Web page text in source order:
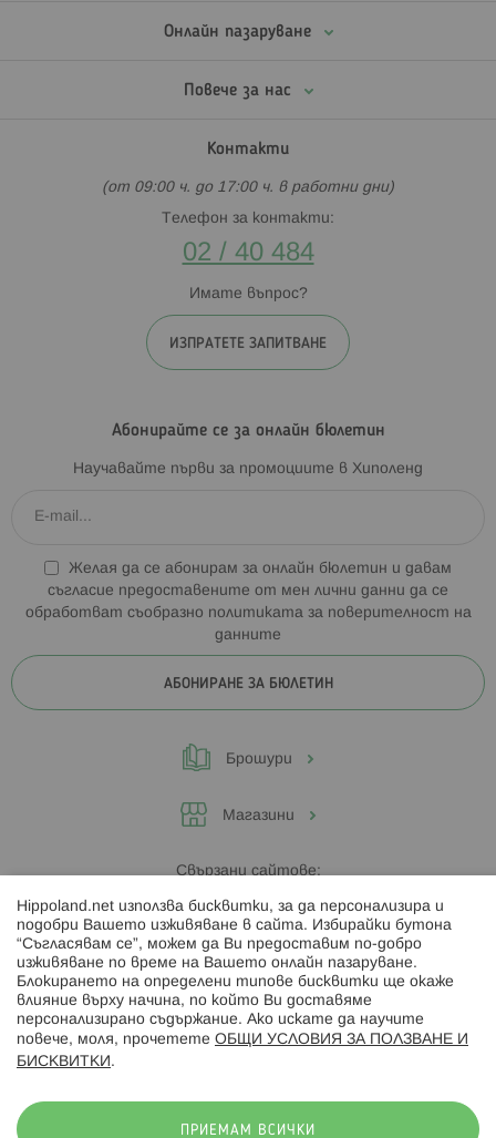
Онлайн пазаруване
Повече за нас
Контакти
(от 09:00 ч. до 17:00 ч. в работни дни)
Телефон за контакти:
02 / 40 484
Имате въпрос?
ИЗПРАТЕТЕ ЗАПИТВАНЕ
Абонирайте се за онлайн бюлетин
Научавайте първи за промоциите в Хиполенд
Желая да се абонирам за онлайн бюлетин и давам
съгласие предоставените от мен лични данни да се
обработват съобразно политиката за поверителност на
данните
АБОНИРАНЕ ЗА БЮЛЕТИН
Брошури
Магазини
Свързани сайтове:
Hippoland.ro
Последвайте ни:
Hippoland.net използва бисквитки, за да персонализира и
подобри Вашето изживяване в сайта. Избирайки бутона
“Съгласявам се”, можем да Ви предоставим по-добро
изживяване по време на Вашето онлайн пазаруване.
Блокирането на определени типове бисквитки ще окаже
влияние върху начина, по който Ви доставяме
персонализирано съдържание. Ако искате да научите
повече, моля, прочетете ОБЩИ УСЛОВИЯ ЗА ПОЛЗВАНЕ И
БИСКВИТКИ .
ПРИЕМАМ ВСИЧКИ